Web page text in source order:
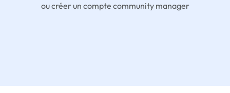
oucréer un compte community manager